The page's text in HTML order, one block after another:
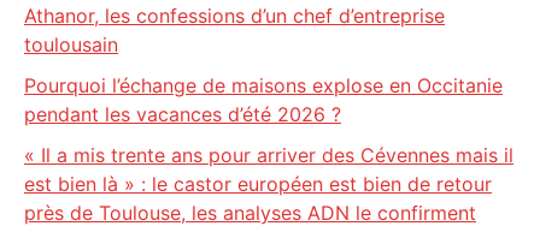
Athanor, les confessions d’un chef d’entreprise
toulousain
Pourquoi l’échange de maisons explose en Occitanie
pendant les vacances d’été 2026 ?
« Il a mis trente ans pour arriver des Cévennes mais il
est bien là » : le castor européen est bien de retour
près de Toulouse, les analyses ADN le confirment